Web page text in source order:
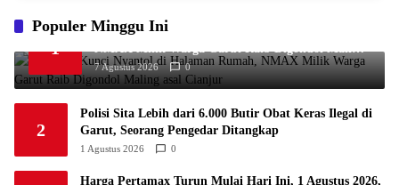
1
6
Persis Solo 34 8 10 16 34
1
7
Semen Padang FC
Persatuan Sepak Bola Biak Sekitarnya 34 4
Populer Minggu Ini
1
Ditinggal Kunci Nyantol di Halaman Rumah,
NMAX Milik Warga Garut Raib Digondol Maling
asal Cianjur
7 Agustus 2026 0
2
Polisi Sita Lebih dari 6.000 Butir Obat Keras Ilegal di
Garut, Seorang Pengedar Ditangkap
1 Agustus 2026 0
Harga Pertamax Turun Mulai Hari Ini, 1 Agustus 2026,